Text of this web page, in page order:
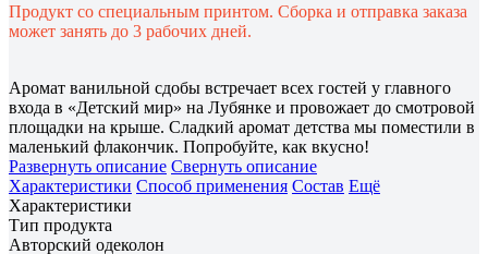
Продукт со специальным принтом. Сборка и отправка заказа
может занять до 3 рабочих дней.
Аромат ванильной сдобы встречает всех гостей у главного
входа в «Детский мир» на Лубянке и провожает до смотровой
площадки на крыше. Сладкий аромат детства мы поместили в
маленький флакончик. Попробуйте, как вкусно!
Развернуть описание Свернуть описание
Характеристики Способ применения Состав Ещё
Характеристики
Тип продукта
Авторский одеколон